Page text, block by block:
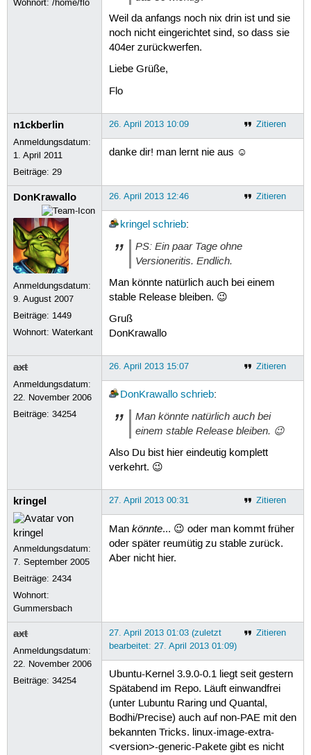
Wohnort: /home/flo
Weil da anfangs noch nix drin ist und sie
noch nicht eingerichtet sind, so dass sie
404er zurückwerfen.
Liebe Grüße,
Flo
n1ckberlin
Anmeldungsdatum:
1. April 2011
Beiträge:29
Zitieren
26. April 2013 10:09
danke dir! man lernt nie aus ☺
DonKrawallo
Anmeldungsdatum:
9. August 2007
Beiträge: 1449
Wohnort: Waterkant
Zitieren
26. April 2013 12:46
kringel schrieb:
PS: Ein paar Tage ohne
Versioneritis. Endlich.
Man könnte natürlich auch bei einem
stable Release bleiben. 😉
Gruß
DonKrawallo
axt
Anmeldungsdatum:
22. November 2006
Beiträge:34254
Zitieren
26. April 2013 15:07
DonKrawallo schrieb:
Man könnte natürlich auch bei
einem stable Release bleiben. 😉
Also Du bist hier eindeutig komplett
verkehrt. 😉
kringel
Anmeldungsdatum:
7. September 2005
Beiträge:2434
Wohnort:
Gummersbach
Zitieren
27. April 2013 00:31
Man könnte... 😉 oder man kommt früher
oder später reumütig zu stable zurück.
Aber nicht hier.
axt
Anmeldungsdatum:
22. November 2006
Beiträge:34254
Zitieren
27. April 2013 01:03 (zuletzt
bearbeitet: 27. April 2013 01:09)
Ubuntu-Kernel 3.9.0-0.1 liegt seit gestern
Spätabend im Repo. Läuft einwandfrei
(unter Lubuntu Raring und Quantal,
Bodhi/Precise) auch auf non-PAE mit den
bekannten Tricks. linux-image-extra-
<version>-generic-Pakete gibt es nicht